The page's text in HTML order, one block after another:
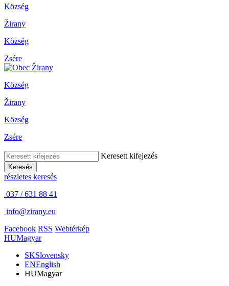
Község
Žirany
Község
Zsére
Község
Žirany
Község
Zsére
Keresett kifejezés
Keresés
részletes keresés
037 / 631 88 41
info@zirany.eu
Facebook RSS Webtérkép
HUMagyar
SKSlovensky
ENEnglish
HUMagyar